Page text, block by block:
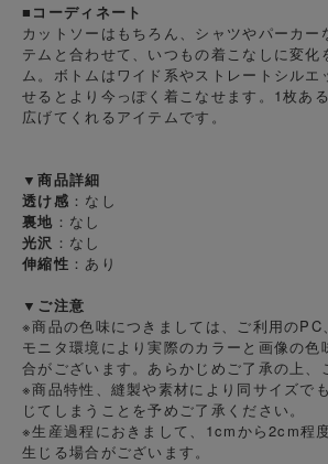
■コーディネート
カットソーはもちろん、シャツやパーカー
テムと合わせて、いつもの着こなしに変化
ム。ボトムはワイド系やストレートシルエ
せるとより今っぽく着こなせます。1枚あ
広げてくれるアイテムです。
▼商品詳細
透け感 ：なし
裏地 ：なし
光沢 ：なし
伸縮性 ：あり
▼ご注意
※商品の色味につきましては、ご利用のPC
モニタ環境により実際のカラーと画像の色
合がございます。あらかじめご了承の上、
※商品特性、縫製や素材により同サイズで
じてしまうことを予めご了承ください。
※生産過程におきまして、1cmから2cm程
生じる場合がございます。